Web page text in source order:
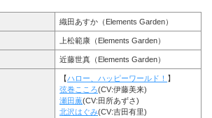
織田あすか（Elements Garden）
上松範康（Elements Garden）
近藤世真（Elements Garden）
【ハロー、ハッピーワールド！ 】
弦巻こころ(CV:伊藤美来)
瀬田薫(CV:田所あずさ)
北沢はぐみ(CV:吉田有里)